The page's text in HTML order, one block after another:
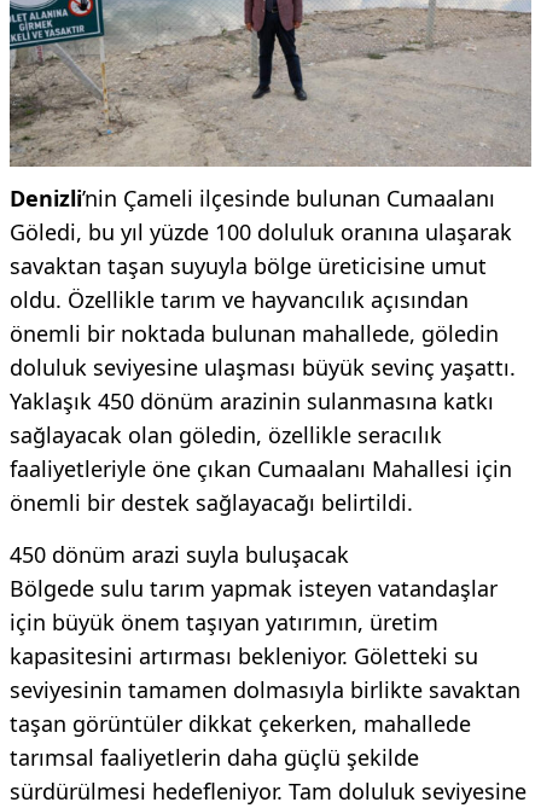
Denizli’nin Çameli ilçesinde bulunan Cumaalanı
Göledi, bu yıl yüzde 100 doluluk oranına ulaşarak
savaktan taşan suyuyla bölge üreticisine umut
oldu. Özellikle tarım ve hayvancılık açısından
önemli bir noktada bulunan mahallede, göledin
doluluk seviyesine ulaşması büyük sevinç yaşattı.
Yaklaşık 450 dönüm arazinin sulanmasına katkı
sağlayacak olan göledin, özellikle seracılık
faaliyetleriyle öne çıkan Cumaalanı Mahallesi için
önemli bir destek sağlayacağı belirtildi.
450 dönüm arazi suyla buluşacak
Bölgede sulu tarım yapmak isteyen vatandaşlar
için büyük önem taşıyan yatırımın, üretim
kapasitesini artırması bekleniyor. Göletteki su
seviyesinin tamamen dolmasıyla birlikte savaktan
taşan görüntüler dikkat çekerken, mahallede
tarımsal faaliyetlerin daha güçlü şekilde
sürdürülmesi hedefleniyor. Tam doluluk seviyesine